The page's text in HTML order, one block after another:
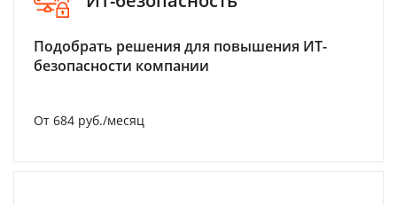
Подобрать решения для повышения ИТ-
безопасности компании
От 684 руб./месяц